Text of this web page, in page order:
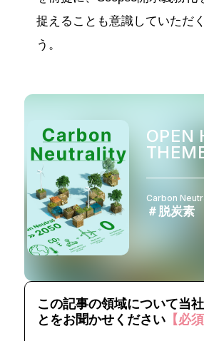
捉えることも意識していただ
う。
OPEN
Carbon
＃脱炭素
この記事の領域について当
とをお聞かせください【必須